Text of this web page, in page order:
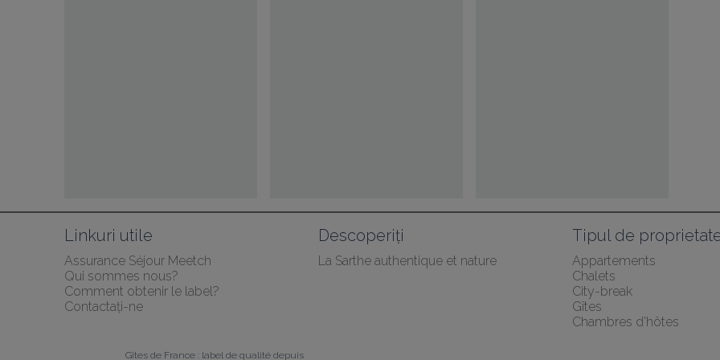
Linkuri utile
Assurance Séjour Meetch
Qui sommes nous?
Comment obtenir le label?
Contactați-ne
Descoperiți
La Sarthe authentique et nature
Tipul de
Appartements
Chalets
City-break
Gîtes
Chambres d'hôtes
Gîtes de France : label de qualité depuis